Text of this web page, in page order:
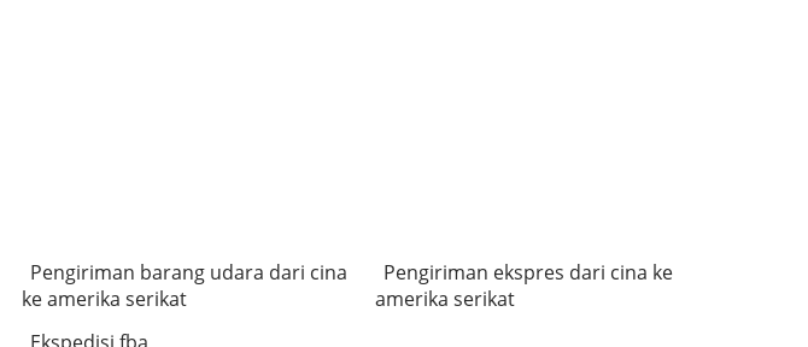
Pengiriman barang udara dari cina
ke amerika serikat
Pengiriman ekspres dari cina ke
amerika serikat